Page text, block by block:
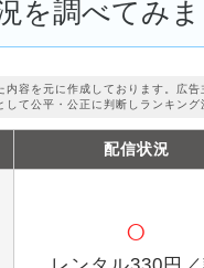
を調べてみま
内容を元に作成しております。広
して公平・公正に判断しランキング
配信状況
○